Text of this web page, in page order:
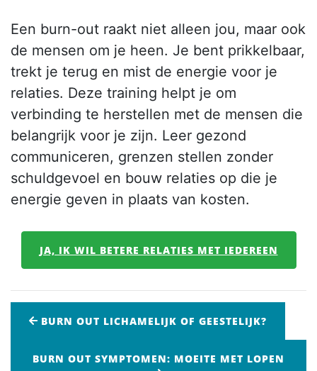
Een burn-out raakt niet alleen jou, maar ook
de mensen om je heen. Je bent prikkelbaar,
trekt je terug en mist de energie voor je
relaties. Deze training helpt je om
verbinding te herstellen met de mensen die
belangrijk voor je zijn. Leer gezond
communiceren, grenzen stellen zonder
schuldgevoel en bouw relaties op die je
energie geven in plaats van kosten.
JA, IK WIL BETERE RELATIES MET IEDEREEN
BURN OUT LICHAMELIJK OF GEESTELIJK?
BURN OUT SYMPTOMEN: MOEITE MET LOPEN